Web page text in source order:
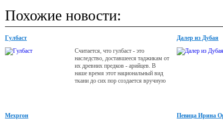
Похожие новости:
Гулбаст
Считается, что гулбаст - это
наследство, доставшееся таджикам от
их древних предков - арийцев. В
наше время этот национальный вид
ткани до сих пор создается вручную
Далер из Дубая
Мехргон
Певица Ирина